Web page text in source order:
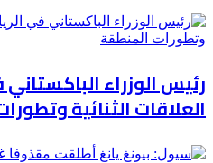
رئيس الوزراء
العلاقات الثنائية